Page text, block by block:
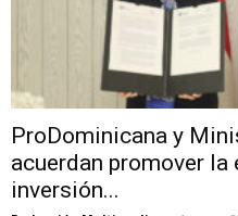
ProDominicana y
acuerdan promover la
inversión...